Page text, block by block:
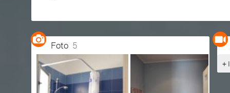
Foto 5
+